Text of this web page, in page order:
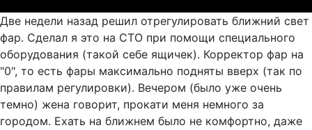
Две недели назад решил отрегулировать ближний свет
фар. Сделал я это на СТО при помощи специального
оборудования (такой себе ящичек). Корректор фар на
"0", то есть фары максимально подняты вверх (так по
правилам регулировки). Вечером (было уже очень
темно) жена говорит, прокати меня немного за
городом. Ехать на ближнем было не комфортно, даже